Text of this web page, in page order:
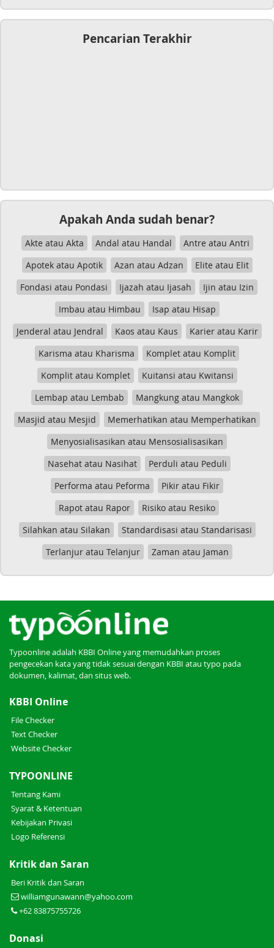
Pencarian Terakhir
Apakah Anda sudah benar?
Akte atau Akta Andal atau Handal
Antre atau Antri
Apotek atau Apotik
Azan atau Adzan
Elite atau Elit
Fondasi atau Pondasi
Ijazah atau Ijasah
Ijin atau Izin
Imbau atau Himbau
Isap atau Hisap
Jenderal atau Jendral
Kaos atau Kaus
Karier atau Karir
Karisma atau Kharisma
Komplet atau Komplit
Komplit atau Komplet
Kuitansi atau Kwitansi
Lembap atau Lembab
Mangkung atau Mangkok
Masjid atau Mesjid
Memerhatikan atau Memperhatikan
Menyosialisasikan atau Mensosialisasikan
Nasehat atau Nasihat
Perduli atau Peduli
Performa atau Peforma
Pikir atau Fikir
Rapot atau Rapor
Risiko atau Resiko
Silahkan atau Silakan
Standardisasi atau Standarisasi
Terlanjur atau Telanjur
Zaman atau Jaman
Typoonline adalah KBBI Online yang memudahkan proses
pengecekan kata yang tidak sesuai dengan KBBI atau typo pada
dokumen, kalimat, dan situs web.
KBBI Online
File Checker
Text Checker
Website Checker
TYPOONLINE
Tentang Kami
Syarat & Ketentuan
Kebijakan Privasi
Logo Referensi
Kritik dan Saran
Beri Kritik dan Saran
williamgunawann@yahoo.com
+62 83875755726
Donasi